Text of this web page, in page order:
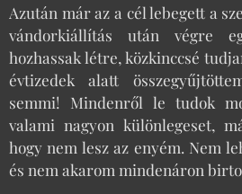
Azután már az a cél lebegett a
vándorkiállítás után végre
hozhassak létre, közkinccsé
évtizedek alatt
semmi! Mindenről le tudok
valami nagyon különlegeset,
hogy nem lesz az enyém. Nem
és nem akarom mindenáron